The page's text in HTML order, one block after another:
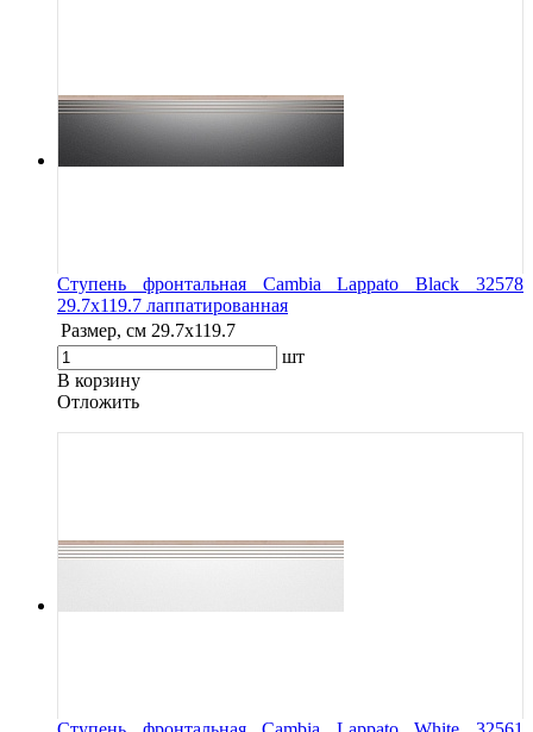
Ступень фронтальная Cambia Lappato Black 32578
29.7x119.7 лаппатированная
Размер, см 29.7x119.7
шт
В корзину
Oтложить